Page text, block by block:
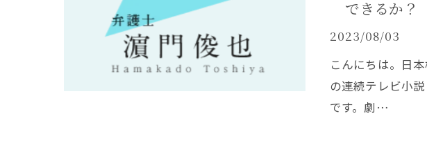
できるか？
2023/08/03
こんにちは。日
の連続テレビ小
です。劇…